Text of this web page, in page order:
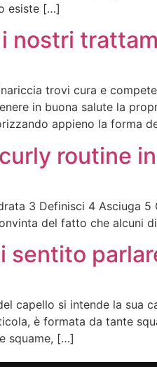
esiste […]
nostri
trovi cura e
in buona salute la
appieno la forma
routine
3 Definisci 4 Asciuga
del fatto che alcuni
sentito
capello si intende la sua
è formata da tante
squame, […]